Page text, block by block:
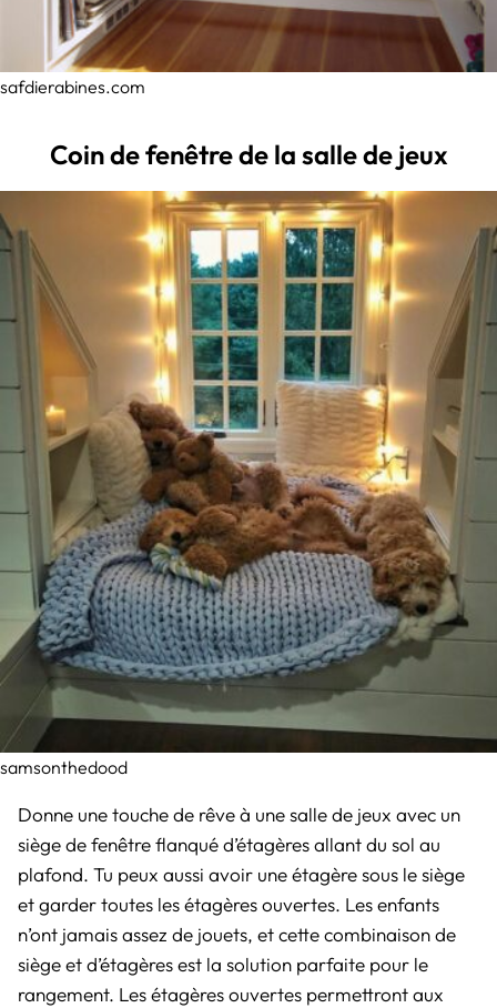
safdierabines.com
Coin de fenêtre de la salle de jeux
samsonthedood
Donne une touche de rêve à une salle de jeux avec un
siège de fenêtre flanqué d’étagères allant du sol au
plafond. Tu peux aussi avoir une étagère sous le siège
et garder toutes les étagères ouvertes. Les enfants
n’ont jamais assez de jouets, et cette combinaison de
siège et d’étagères est la solution parfaite pour le
rangement. Les étagères ouvertes permettront aux